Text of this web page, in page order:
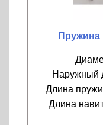
Пружина
Наружный
Длина
Длина